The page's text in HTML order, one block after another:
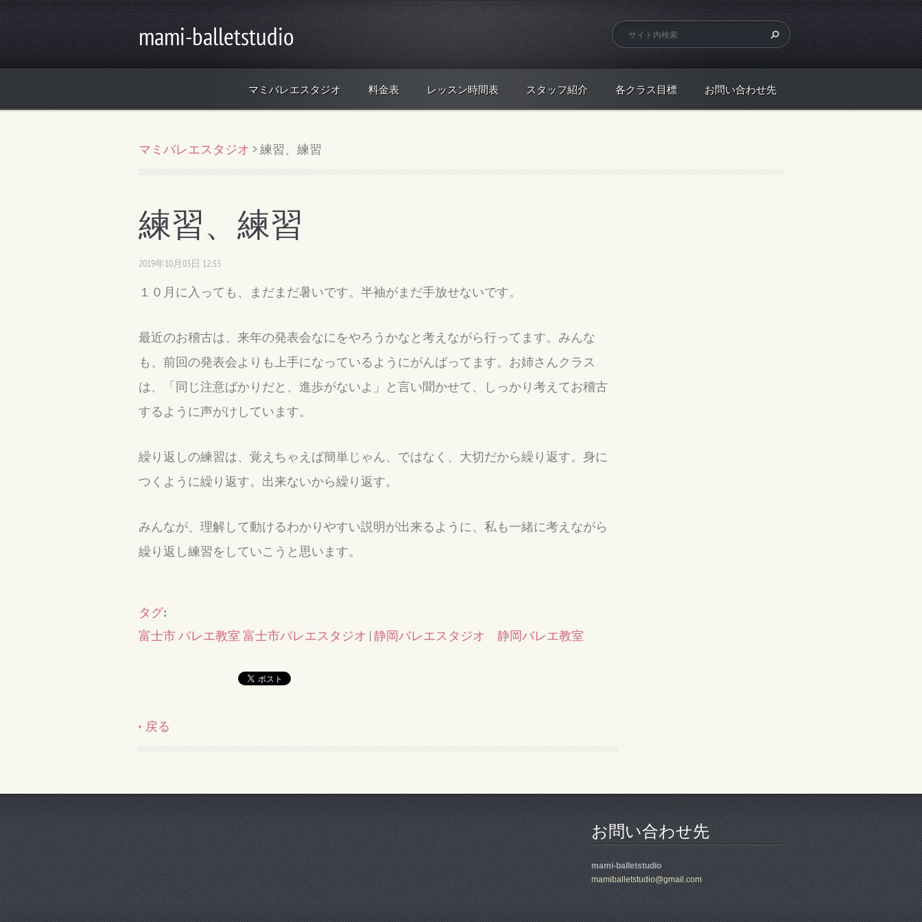
mami-balletstudio
マミバレエスタジオ 料金表 レッスン時間表 スタッフ紹介 各クラス目標 お問い合わせ先
マミバレエスタジオ >練習、練習
練習、練習
2019年10月03日 12:53
１０月に入っても、まだまだ暑いです。半袖がまだ手放せないです。
最近のお稽古は、来年の発表会なにをやろうかなと考えながら行ってます。みんな
も、前回の発表会よりも上手になっているようにがんばってます。お姉さんクラス
は、「同じ注意ばかりだと、進歩がないよ」と言い聞かせて、しっかり考えてお稽古
するように声がけしています。
繰り返しの練習は、覚えちゃえば簡単じゃん、ではなく、大切だから繰り返す。身に
つくように繰り返す。出来ないから繰り返す。
みんなが、理解して動けるわかりやすい説明が出来るように、私も一緒に考えながら
繰り返し練習をしていこうと思います。
タグ:
富士市 バレエ教室 富士市バレエスタジオ |静岡バレエスタジオ 静岡バレエ教室
戻る
お問い合わせ先
mami-balletstudio
mamiballetstudio@gmail.com